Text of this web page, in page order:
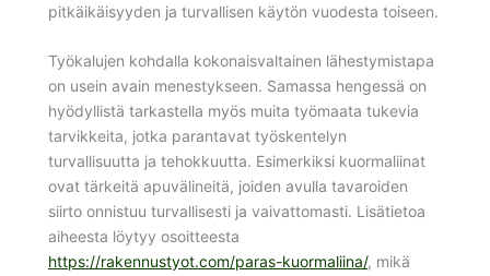
pitkäikäisyyden ja turvallisen käytön vuodesta toiseen.
Työkalujen kohdalla kokonaisvaltainen lähestymistapa
on usein avain menestykseen. Samassa hengessä on
hyödyllistä tarkastella myös muita työmaata tukevia
tarvikkeita, jotka parantavat työskentelyn
turvallisuutta ja tehokkuutta. Esimerkiksi kuormaliinat
ovat tärkeitä apuvälineitä, joiden avulla tavaroiden
siirto onnistuu turvallisesti ja vaivattomasti. Lisätietoa
aiheesta löytyy osoitteesta
https://rakennustyot.com/paras-kuormaliina/, mikä